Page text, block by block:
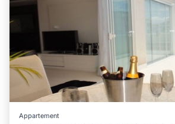
Appartement